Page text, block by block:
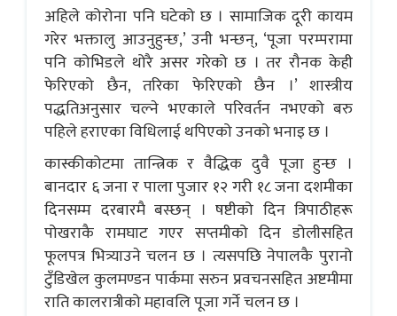
अहिले कोरोना पनि घटेको छ । सामाजिक दूरी कायम
गरेर भक्तालु आउनुहुन्छ,’ उनी भन्छन्, ‘पूजा परम्परामा
पनि कोभिडले थोरै असर गरेको छ । तर रौनक केही
फेरिएको छैन, तरिका फेरिएको छैन ।’ शास्त्रीय
पद्धतिअनुसार चल्ने भएकाले परिवर्तन नभएको बरु
पहिले हराएका विधिलाई थपिएको उनको भनाइ छ ।
कास्कीकोटमा तान्त्रिक र वैद्धिक दुवै पूजा हुन्छ ।
बानदार ६ जना र पाला पुजार १२ गरी १८ जना दशमीका
दिनसम्म दरबारमै बस्छन् । षष्टीको दिन त्रिपाठीहरू
पोखराकै रामघाट गएर सप्तमीको दिन डोलीसहित
फूलपत्र भित्र्याउने चलन छ । त्यसपछि नेपालकै पुरानो
टुँडिखेल कुलमण्डन पार्कमा सरुन प्रवचनसहित अष्टमीमा
राति कालरात्रीको महावलि पूजा गर्ने चलन छ ।